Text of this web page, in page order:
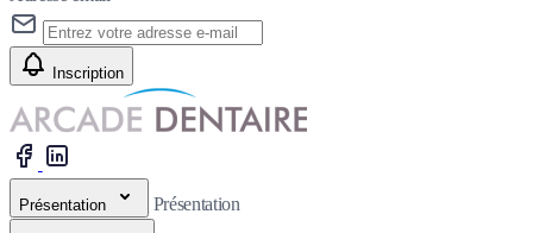
Inscription
Présentation Présentation